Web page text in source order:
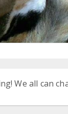
We all can